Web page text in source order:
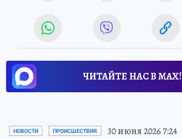
ЧИТАЙТЕ НАС В МАХ!
НОВОСТИ ПРОИСШЕСТВИЯ 30 июня 2026 7:24